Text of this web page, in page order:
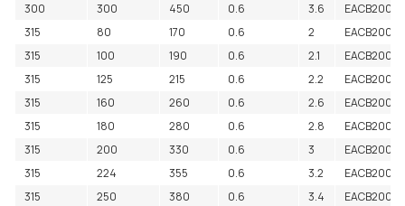
300
300 450 0.6 3.6
315
80 170 0.6 2
315
100 190 0.6 2.1
315
125 215 0.6 2.2
315
160 260 0.6 2.6
315
180 280 0.6 2.8
315
200 330 0.6 3
315
224 355 0.6 3.2
315
250 380 0.6 3.4